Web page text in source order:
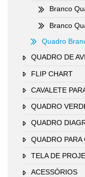
Branco
Branco
Quadro
QUADRO DE
FLIP CHART
CAVALETE
QUADRO
QUADRO
QUADRO PARA
TELA DE
ACESSÓRIOS